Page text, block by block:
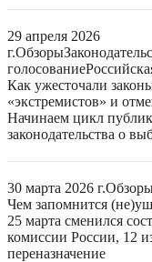
29 апреля 2026
г.Обзоры
голосование
Как ужесточали
«экстремистов» и
Начинаем цикл
законодательства о
30 марта 2026 г.
Чем запомнится
25 марта сменился
комиссии России, 12
переназначение